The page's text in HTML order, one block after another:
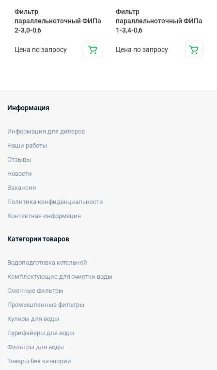
Фильтр
параллельноточный ФИПа
2-3,0-0,6
Цена по запросу
Фильтр
параллельноточный ФИПа
1-3,4-0,6
Цена по запросу
Информация
Информация для дилеров
Наши работы
Отзывы
Новости
Вакансии
Политика конфиденциальности
Контактная информация
Категории товаров
Водоподготовка котельной
Комплектующие для очистки воды
Сменные фильтры
Промышленные фильтры
Кулеры для воды
Пурифайеры для воды
Фильтры для воды
Товары без категории